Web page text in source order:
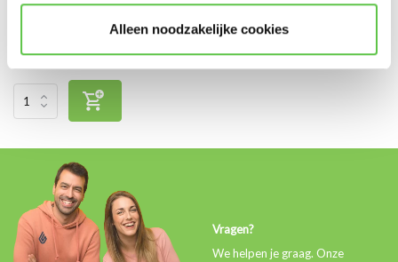
Alleen noodzakelijke cookies
Excl. btw
Vragen?
We helpen je graag. Onze